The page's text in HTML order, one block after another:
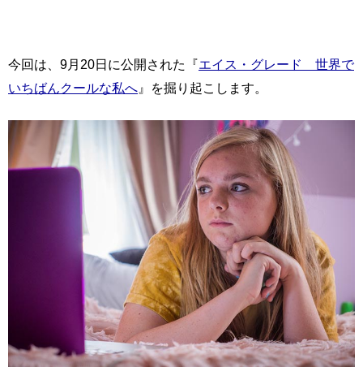
今回は、9月20日に公開された『エイス・グレード 世界で
いちばんクールな私へ 』を掘り起こします。